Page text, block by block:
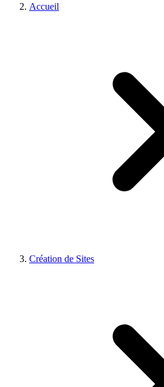
Accueil
Création de Sites